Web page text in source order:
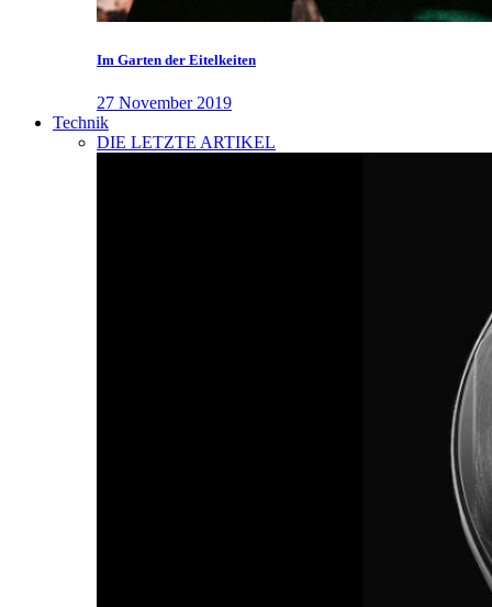
Im Garten der Eitelkeiten
27 November 2019
Technik
DIE LETZTE ARTIKEL